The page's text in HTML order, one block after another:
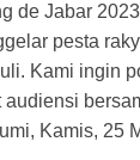
de Jabar
pesta
Kami ingin
audiensi
Kamis, 25